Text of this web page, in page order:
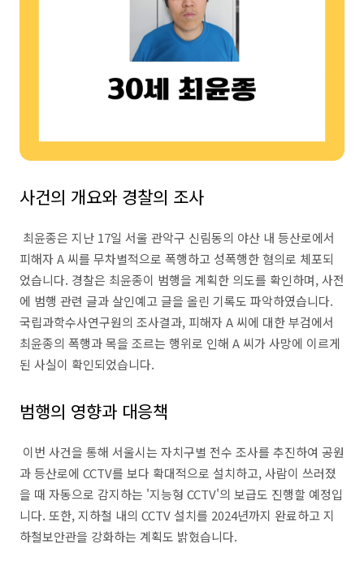
사건의 개요와 경찰의 조사
최윤종은 지난 17일 서울 관악구 신림동의 야산 내 등산로에서
피해자 A 씨를 무차별적으로 폭행하고 성폭행한 혐의로 체포되
었습니다. 경찰은 최윤종이 범행을 계획한 의도를 확인하며, 사전
에 범행 관련 글과 살인예고 글을 올린 기록도 파악하였습니다.
국립과학수사연구원의 조사결과, 피해자 A 씨에 대한 부검에서
최윤종의 폭행과 목을 조르는 행위로 인해 A 씨가 사망에 이르게
된 사실이 확인되었습니다.
범행의 영향과 대응책
이번 사건을 통해 서울시는 자치구별 전수 조사를 추진하여 공원
과 등산로에 CCTV를 보다 확대적으로 설치하고, 사람이 쓰러졌
을 때 자동으로 감지하는 '지능형 CCTV'의 보급도 진행할 예정입
니다. 또한, 지하철 내의 CCTV 설치를 2024년까지 완료하고 지
하철보안관을 강화하는 계획도 밝혔습니다.